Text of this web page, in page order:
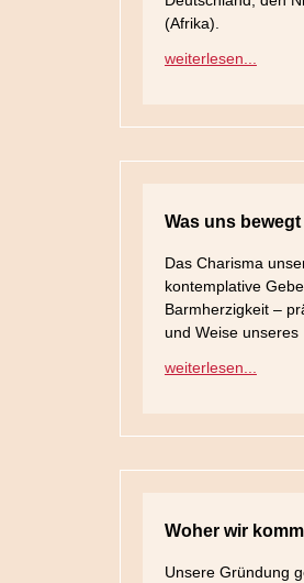
(Afrika).
weiterlesen...
Was uns bewegt
Das Charisma
kontemplative
Barmherzigkeit –
und Weise unseres
weiterlesen...
Woher wir
Unsere Gründung